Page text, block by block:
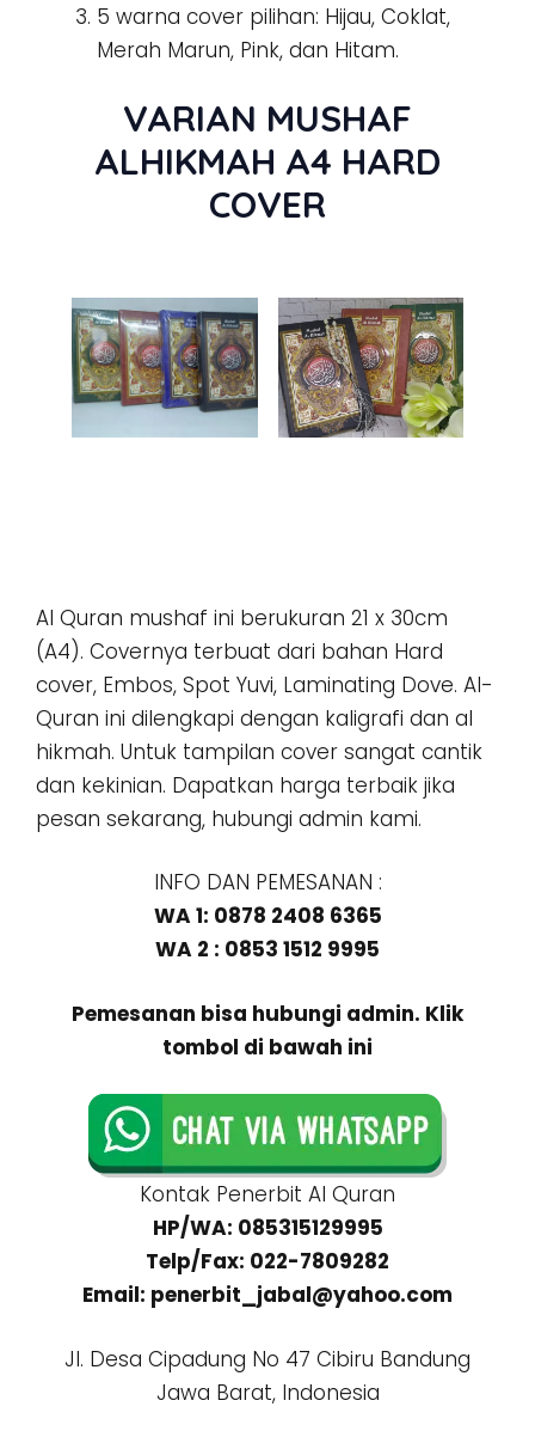
5 warna cover pilihan: Hijau, Coklat,
Merah Marun, Pink, dan Hitam.
VARIAN MUSHAF
ALHIKMAH A4 HARD
COVER
Al Quran mushaf ini berukuran 21 x 30cm
(A4). Covernya terbuat dari bahan Hard
cover, Embos, Spot Yuvi, Laminating Dove. Al-
Quran ini dilengkapi dengan kaligrafi dan al
hikmah. Untuk tampilan cover sangat cantik
dan kekinian. Dapatkan harga terbaik jika
pesan sekarang, hubungi admin kami.
INFO DAN PEMESANAN :
WA 1: 0878 2408 6365
WA 2 : 0853 1512 9995
Pemesanan bisa hubungi admin. Klik
tombol di bawah ini
Kontak Penerbit Al Quran
HP/WA: 085315129995
Telp/Fax: 022-7809282
Email: penerbit_jabal@yahoo.com
Jl. Desa Cipadung No 47 Cibiru Bandung
Jawa Barat, Indonesia